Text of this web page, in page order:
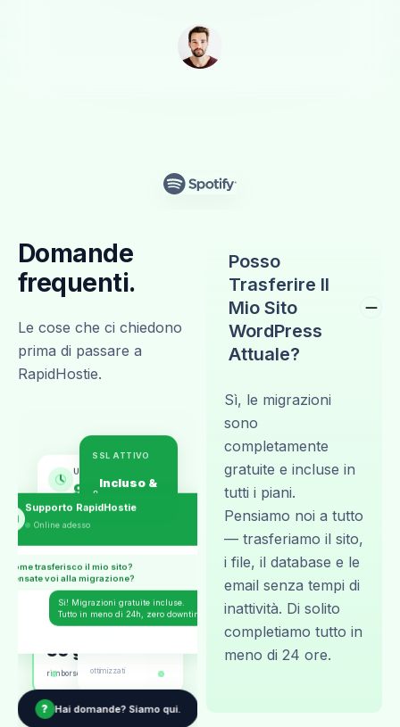
Posso
Trasferire Il
Mio Sito
WordPress
Attuale?
Sì, le migrazioni
sono
completamente
gratuite e incluse in
tutti i piani.
Pensiamo noi a tutto
— trasferiamo il sito,
i file, il database e le
email senza tempi di
inattività. Di solito
completiamo tutto in
meno di 24 ore.
Domande
frequenti.
Le cose che ci chiedono
prima di passare a
RapidHostie.
RH
Supporto RapidHostie
Online adesso
Come trasferisco il mio sito?
Pensate voi alla migrazione?
Sì! Migrazioni gratuite incluse.
Tutto in meno di 24h, zero downtime.
Uptime
99.9%Incluso &
gratis
GARANZIA
30 giorni
rimborso totale
Velocità A+
ottimizzati
? Hai domande? Siamo qui.